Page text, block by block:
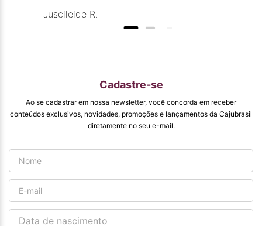
promocionais de
qualidade que vcs
entregam. Parabéns
#
pormaiscampanhaspromorcionais.
Juscileide R.
Cadastre-se
Ao se cadastrar em nossa newsletter, você concorda em receber
conteúdos exclusivos, novidades, promoções e lançamentos da Cajubrasil
diretamente no seu e-mail.